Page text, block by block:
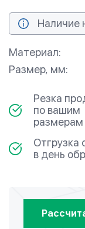
Наличие
Материал:
Размер, мм:
Резка
по вашим
размерам
Отгрузка
в день